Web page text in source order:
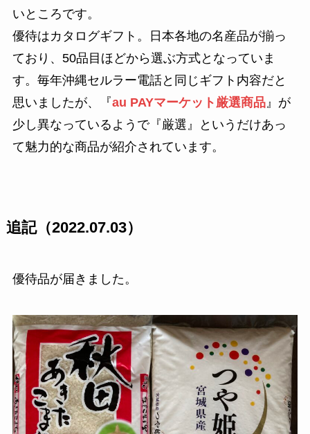
いところです。
優待はカタログギフト。日本各地の名産品が揃っ
ており、50品目ほどから選ぶ方式となっていま
す。毎年沖縄セルラー電話と同じギフト内容だと
思いましたが、『au PAYマーケット厳選商品』が
少し異なっているようで『厳選』というだけあっ
て魅力的な商品が紹介されています。
追記（2022.07.03）
優待品が届きました。